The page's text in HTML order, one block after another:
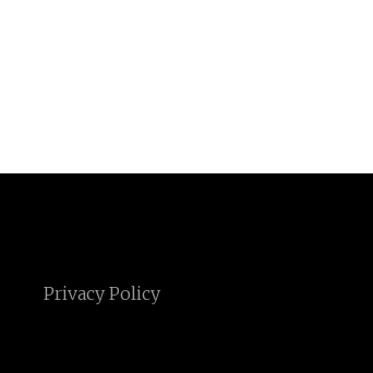
Privacy Policy